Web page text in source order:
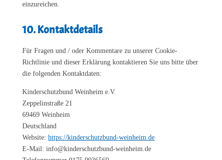
einzureichen.
10. Kontaktdetails
Für Fragen und / oder Kommentare zu unserer Cookie-
Richtlinie und dieser Erklärung kontaktieren Sie uns bitte über
die folgenden Kontaktdaten:
Kinderschutzbund Weinheim e.V.
Zeppelinstraße 21
69469 Weinheim
Deutschland
Website: https://kinderschutzbund-weinheim.de
E-Mail: info@kinderschutzbund-weinheim.de